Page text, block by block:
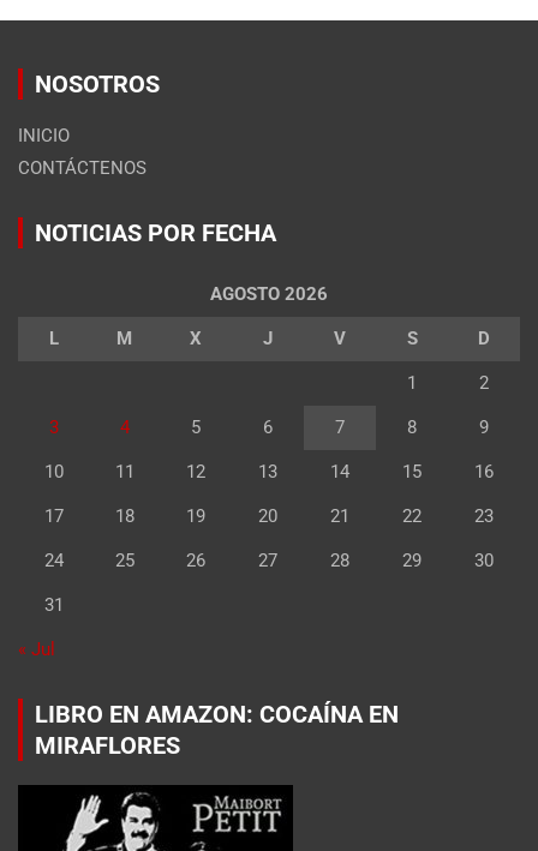
NOSOTROS
INICIO
CONTÁCTENOS
NOTICIAS POR FECHA
AGOSTO 2026
L M X J V S D
1 2
3 4 5 6 7 8 9
10 11 12 13 14 15 16
17 18 19 20 21 22 23
24 25 26 27 28 29 30
31
« Jul
LIBRO EN AMAZON: COCAÍNA EN
MIRAFLORES